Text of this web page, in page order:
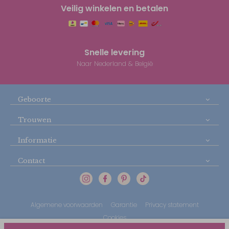
Veilig winkelen en betalen
Snelle levering
Naar Nederland & België
Geboorte
Trouwen
Informatie
Contact
Algemene voorwaarden Garantie
Privacy statement
Cookies